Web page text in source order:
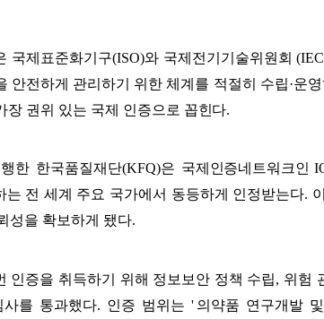
국제표준화기구(ISO)와 국제전기기술위원회
안전하게 관리하기 위한 체계를 적절히 수립·운
장 권위 있는 국제 인증으로 꼽힌다.
한 한국품질재단(KFQ)은 국제인증네트워크인
는 전 세계 주요 국가에서 동등하게 인정받는다.
성을 확보하게 됐다.
인증을 취득하기 위해 정보보안 정책 수립, 위험
사를 통과했다. 인증 범위는 ' 의약품 연구개발 및